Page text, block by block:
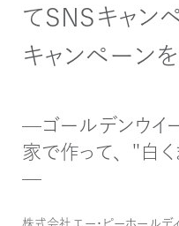
てSNSキャン
キャンペーン
―ゴールデンウイ
家で作って、"白
―
株式会社エー・ピーホールデ